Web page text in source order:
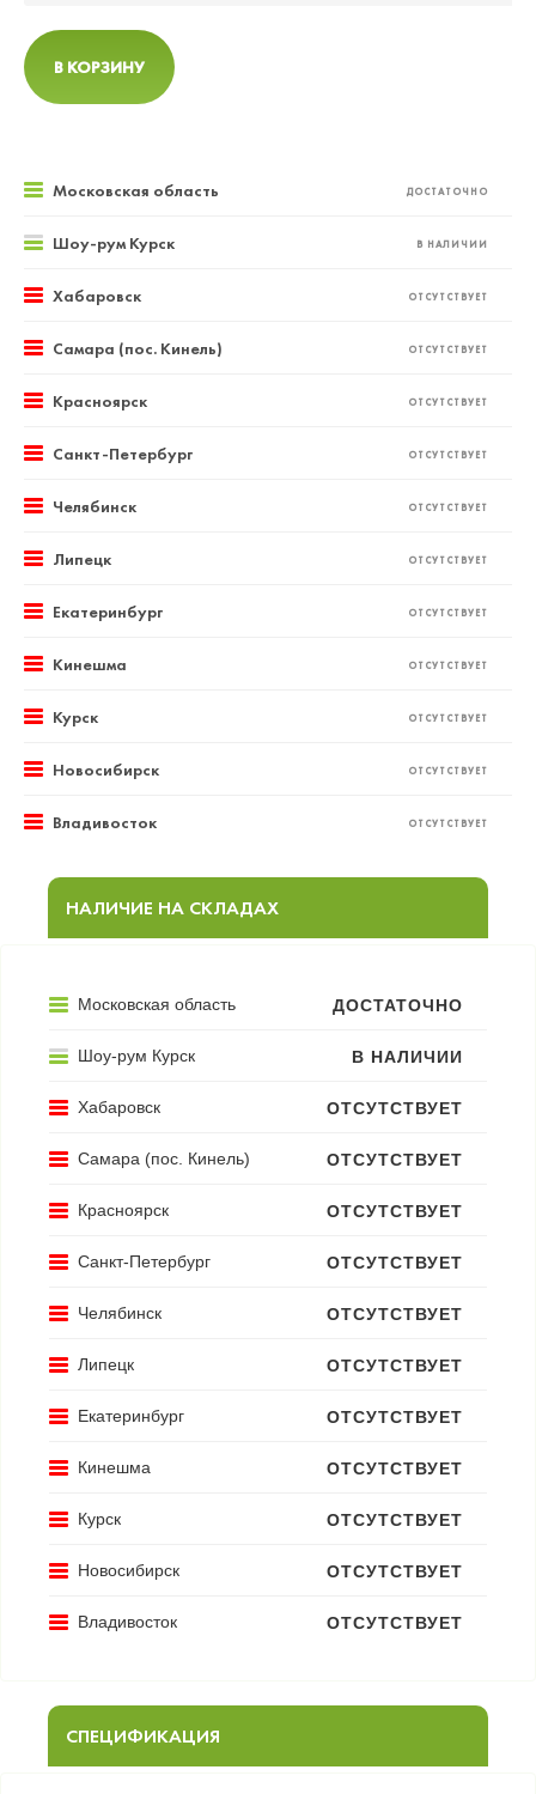
В КОРЗИНУ
Московская область ДОСТАТОЧНО
Шоу-рум Курск В НАЛИЧИИ
Хабаровск ОТСУТСТВУЕТ
Самара (пос. Кинель) ОТСУТСТВУЕТ
Красноярск ОТСУТСТВУЕТ
Санкт-Петербург ОТСУТСТВУЕТ
Челябинск ОТСУТСТВУЕТ
Липецк ОТСУТСТВУЕТ
Екатеринбург ОТСУТСТВУЕТ
Кинешма ОТСУТСТВУЕТ
Курск ОТСУТСТВУЕТ
Новосибирск ОТСУТСТВУЕТ
Владивосток ОТСУТСТВУЕТ
НАЛИЧИЕ НА СКЛАДАХ
Московская область ДОСТАТОЧНО
Шоу-рум Курск В НАЛИЧИИ
Хабаровск ОТСУТСТВУЕТ
Самара (пос. Кинель) ОТСУТСТВУЕТ
Красноярск ОТСУТСТВУЕТ
Санкт-Петербург ОТСУТСТВУЕТ
Челябинск ОТСУТСТВУЕТ
Липецк ОТСУТСТВУЕТ
Екатеринбург ОТСУТСТВУЕТ
Кинешма ОТСУТСТВУЕТ
Курск ОТСУТСТВУЕТ
Новосибирск ОТСУТСТВУЕТ
Владивосток ОТСУТСТВУЕТ
СПЕЦИФИКАЦИЯ